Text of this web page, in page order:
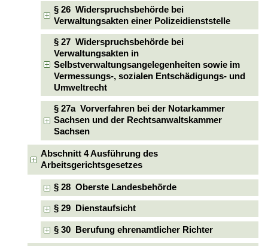
§ 26 Widerspruchsbehörde bei
Verwaltungsakten einer Polizeidienststelle
§ 27 Widerspruchsbehörde bei
Verwaltungsakten in
Selbstverwaltungsangelegenheiten sowie im
Vermessungs-, sozialen Entschädigungs- und
Umweltrecht
§ 27a Vorverfahren bei der Notarkammer
Sachsen und der Rechtsanwaltskammer
Sachsen
Abschnitt 4 Ausführung des
Arbeitsgerichtsgesetzes
§ 28 Oberste Landesbehörde
§ 29 Dienstaufsicht
§ 30 Berufung ehrenamtlicher Richter